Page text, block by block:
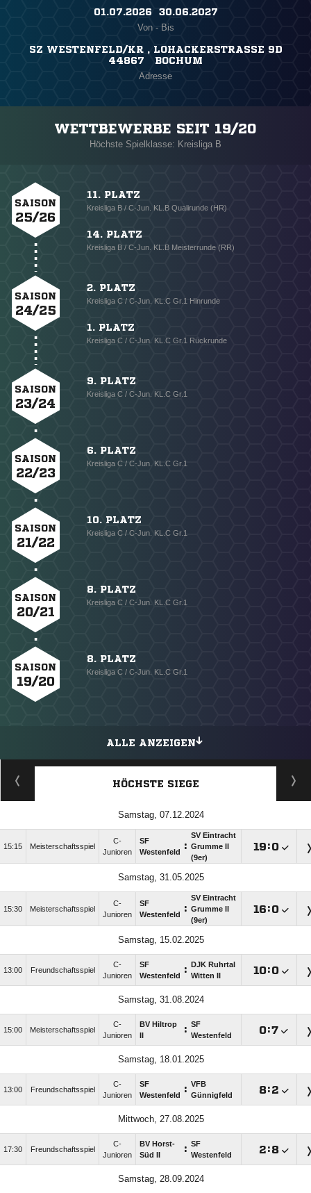
01.07.2026 ​ 30.06.2027
Von - Bis
SZ WESTENFELD/KR , LOHACKERSTRASSE 9D
44867 BOCHUM
Adresse
WETTBEWERBE SEIT 19/20
Höchste Spielklasse: Kreisliga B
SAISON
25/26
11. PLATZ
Kreisliga B / C-Jun. KL.B Qualirunde (HR)
14. PLATZ
Kreisliga B / C-Jun. KL.B Meisterrunde (RR)
SAISON
24/25
2. PLATZ
Kreisliga C / C-Jun. KL.C Gr.1 Hinrunde
1. PLATZ
Kreisliga C / C-Jun. KL.C Gr.1 Rückrunde
SAISON
23/24
9. PLATZ
Kreisliga C / C-Jun. KL.C Gr.1
SAISON
22/23
6. PLATZ
Kreisliga C / C-Jun. KL.C Gr.1
SAISON
21/22
10. PLATZ
Kreisliga C / C-Jun. KL.C Gr.1
SAISON
20/21
8. PLATZ
Kreisliga C / C-Jun. KL.C Gr.1
SAISON
19/20
8. PLATZ
Kreisliga C / C-Jun. KL.C Gr.1
ALLE ANZEIGEN
HÖCHSTE SIEGE
Samstag, 07.12.2024
15:15 Meisterschaftsspiel
C-
Junioren
SF
Westenfeld
:
SV Eintracht
Grumme II
(9er)
:
Samstag, 31.05.2025
15:30 Meisterschaftsspiel
C-
Junioren
SF
Westenfeld
:
SV Eintracht
Grumme II
(9er)
:
Samstag, 15.02.2025
13:00 Freundschaftsspiel
C-
Junioren
SF
Westenfeld
:
DJK Ruhrtal
Witten II
:
Samstag, 31.08.2024
15:00 Meisterschaftsspiel
C-
Junioren
BV Hiltrop
: SF
Westenfeld
:
Samstag, 18.01.2025
13:00 Freundschaftsspiel
C-
Junioren
SF
Westenfeld
: VFB
Günnigfeld
:
Mittwoch, 27.08.2025
17:30 Freundschaftsspiel
C-
Junioren
BV Horst-
Süd II
: SF
Westenfeld
:
Samstag, 28.09.2024